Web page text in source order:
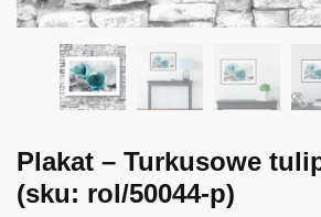
Plakat – Turkusowe
(sku: rol/50044-p)